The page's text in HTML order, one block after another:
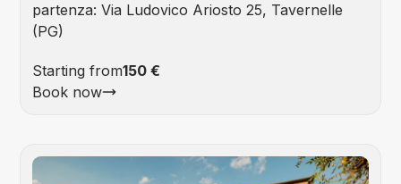
partenza: Via Ludovico Ariosto 25, Tavernelle
(PG)
Starting from150 €
Book now